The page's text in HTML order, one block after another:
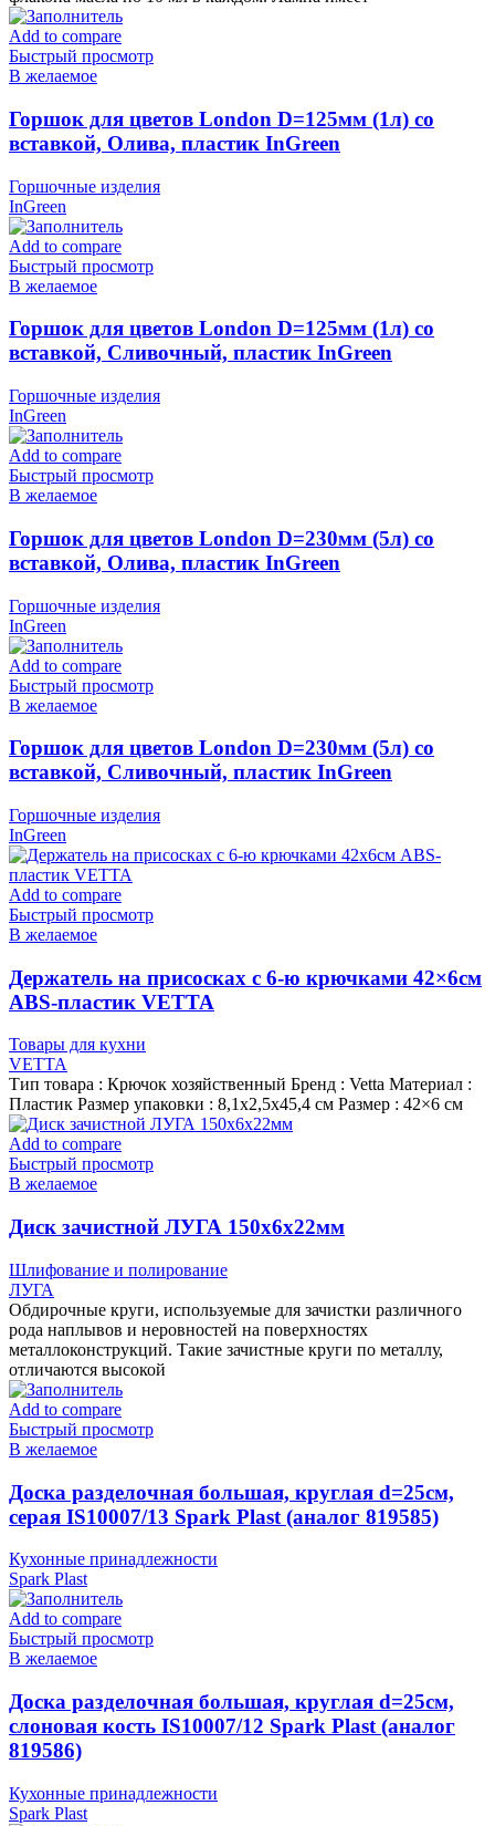
Add to compare
Быстрый просмотр
В желаемое
Горшок для цветов London D=125мм (1л) со
вставкой, Олива, пластик InGreen
Горшочные изделия
InGreen
Add to compare
Быстрый просмотр
В желаемое
Горшок для цветов London D=125мм (1л) со
вставкой, Сливочный, пластик InGreen
Горшочные изделия
InGreen
Add to compare
Быстрый просмотр
В желаемое
Горшок для цветов London D=230мм (5л) со
вставкой, Олива, пластик InGreen
Горшочные изделия
InGreen
Add to compare
Быстрый просмотр
В желаемое
Горшок для цветов London D=230мм (5л) со
вставкой, Сливочный, пластик InGreen
Горшочные изделия
InGreen
Add to compare
Быстрый просмотр
В желаемое
Держатель на присосках с 6-ю крючками 42×6см
ABS-пластик VETTA
Товары для кухни
VETTA
Тип товара : Крючок хозяйственный Бренд : Vetta Материал :
Пластик Размер упаковки : 8,1х2,5х45,4 см Размер : 42×6 см
Add to compare
Быстрый просмотр
В желаемое
Диск зачистной ЛУГА 150х6х22мм
Шлифование и полирование
ЛУГА
Обдирочные круги, используемые для зачистки различного
рода наплывов и неровностей на поверхностях
металлоконструкций. Такие зачистные круги по металлу,
отличаются высокой
Add to compare
Быстрый просмотр
В желаемое
Доска разделочная большая, круглая d=25см,
серая IS10007/13 Spark Plast (аналог 819585)
Кухонные принадлежности
Spark Plast
Add to compare
Быстрый просмотр
В желаемое
Доска разделочная большая, круглая d=25см,
слоновая кость IS10007/12 Spark Plast (аналог
819586)
Кухонные принадлежности
Spark Plast